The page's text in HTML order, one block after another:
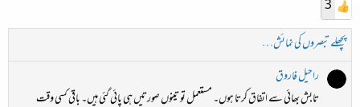
3
پچھلے تبصروں کی نمائش…
راحیل فاروق
تابش بھائی سے اتفاق کرتا ہوں۔ مستعمل تو تینوں صورتیں ہی پائی گئی ہیں۔ باقی کسی وقت